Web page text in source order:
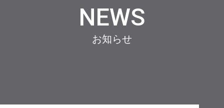
NEWS
お知らせ